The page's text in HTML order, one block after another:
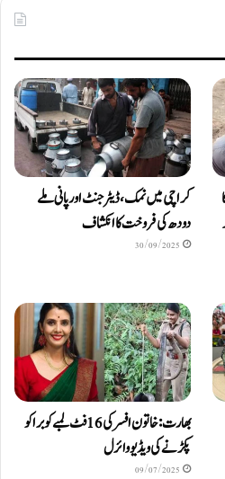
کراچی میں نمک، ڈیٹرجنٹ اور پانی ملے
دودھ کی فروخت کا انکشاف
30/09/2025
بھارت: خاتون افسر کی 16 فٹ لمبے کوبرا کو
پکڑنے کی ویڈیو وائرل
09/07/2025